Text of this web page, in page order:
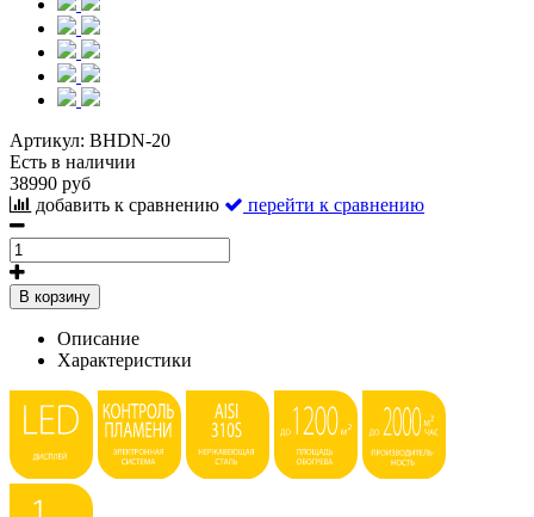
Артикул: BHDN-20
Есть в наличии
38990 руб
добавить к сравнению
перейти к сравнению
В корзину
Описание
Характеристики